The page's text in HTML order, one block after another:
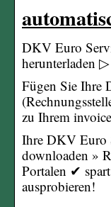
DKV Euro
herunterladen
Fügen Sie Ihre
zu Ihrem
Ihre DKV Euro
downloaden »
Portalen ✔
ausprobieren!